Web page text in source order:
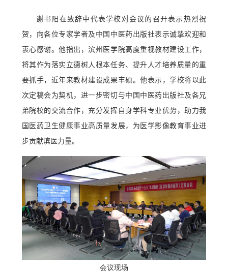
谢书阳在致辞中代表学校对会议的召开表示热烈祝
贺，向各位专家学者及中国中医药出版社表示诚挚欢迎和
衷心感谢。他指出，滨州医学院高度重视教材建设工作，
将其作为落实立德树人根本任务、提升人才培养质量的重
要抓手，近年来教材建设成果丰硕。他表示，学校将以此
次定稿会为契机，进一步密切与中国中医药出版社及各兄
弟院校的交流合作，充分发挥自身学科专业优势，助力我
国医药卫生健康事业高质量发展，为医学影像教育事业进
步贡献滨医力量。
会议现场